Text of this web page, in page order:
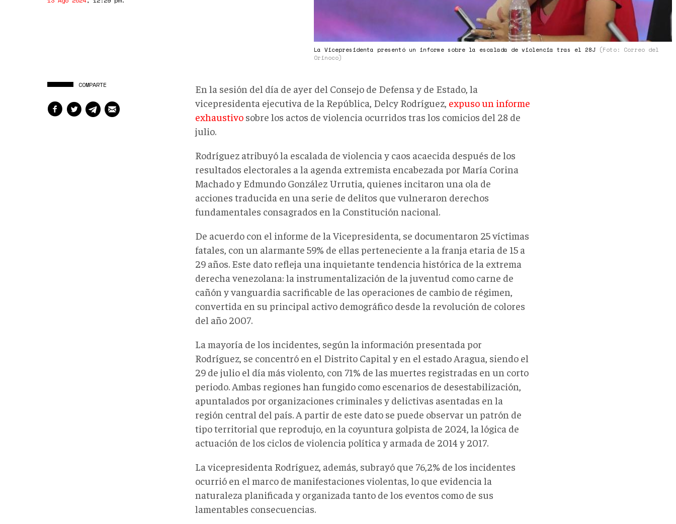
La Vicepresidenta presentó un informe sobre la escalada de violencia tras el 28J (Foto: Correo del
Orinoco)
COMPARTE
En la sesión del día de ayer del Consejo de Defensa y de Estado, la
vicepresidenta ejecutiva de la República, Delcy Rodríguez, expuso un informe
exhaustivo sobre los actos de violencia ocurridos tras los comicios del 28 de
julio.
Rodríguez atribuyó la escalada de violencia y caos acaecida después de los
resultados electorales a la agenda extremista encabezada por María Corina
Machado y Edmundo González Urrutia, quienes incitaron una ola de
acciones traducida en una serie de delitos que vulneraron derechos
fundamentales consagrados en la Constitución nacional.
De acuerdo con el informe de la Vicepresidenta, se documentaron 25 víctimas
fatales, con un alarmante 59% de ellas perteneciente a la franja etaria de 15 a
29 años. Este dato refleja una inquietante tendencia histórica de la extrema
derecha venezolana: la instrumentalización de la juventud como carne de
cañón y vanguardia sacrificable de las operaciones de cambio de régimen,
convertida en su principal activo demográfico desde la revolución de colores
del año 2007.
La mayoría de los incidentes, según la información presentada por
Rodríguez, se concentró en el Distrito Capital y en el estado Aragua, siendo el
29 de julio el día más violento, con 71% de las muertes registradas en un corto
periodo. Ambas regiones han fungido como escenarios de desestabilización,
apuntalados por organizaciones criminales y delictivas asentadas en la
región central del país. A partir de este dato se puede observar un patrón de
tipo territorial que reprodujo, en la coyuntura golpista de 2024, la lógica de
actuación de los ciclos de violencia política y armada de 2014 y 2017.
La vicepresidenta Rodríguez, además, subrayó que 76,2% de los incidentes
ocurrió en el marco de manifestaciones violentas, lo que evidencia la
naturaleza planificada y organizada tanto de los eventos como de sus
lamentables consecuencias.